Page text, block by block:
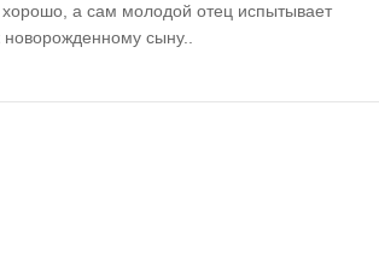
а сам молодой отец испытывает
сыну..